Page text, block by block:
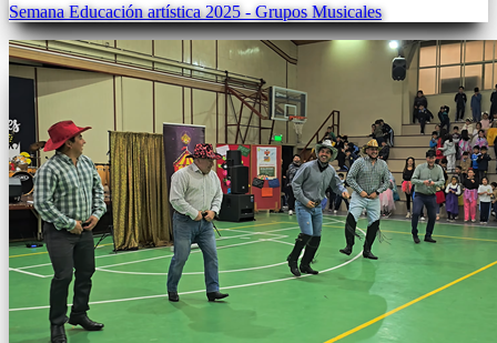
Semana Educación artística 2025 - Grupos Musicales